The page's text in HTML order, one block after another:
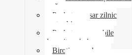
vară
Pachet necesar zilnic
pentru birou
Pachet consumabile
depozit-ambalare
Birotica-produse